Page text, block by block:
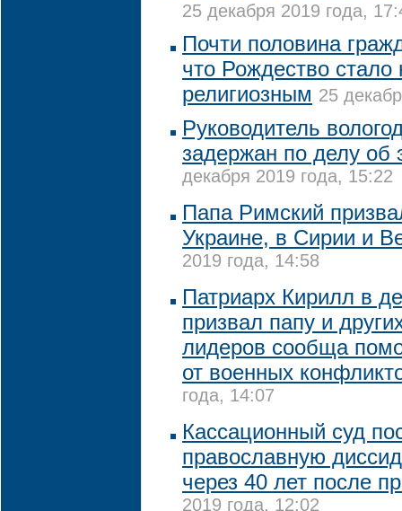
25 декабря 2019 года,
Почти половина
что Рождество стало
религиозным 25
Руководитель
задержан по делу об
декабря 2019 года, 15:22
Папа Римский
Украине, в Сирии и
2019 года, 14:58
Патриарх Кирилл в
призвал папу и
лидеров сообща
от военных
года, 14:07
Кассационный суд
православную
через 40 лет после